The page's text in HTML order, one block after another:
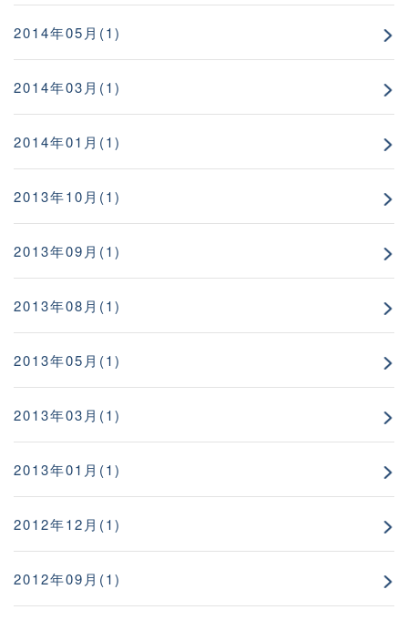
2014年05月(1)
2014年03月(1)
2014年01月(1)
2013年10月(1)
2013年09月(1)
2013年08月(1)
2013年05月(1)
2013年03月(1)
2013年01月(1)
2012年12月(1)
2012年09月(1)